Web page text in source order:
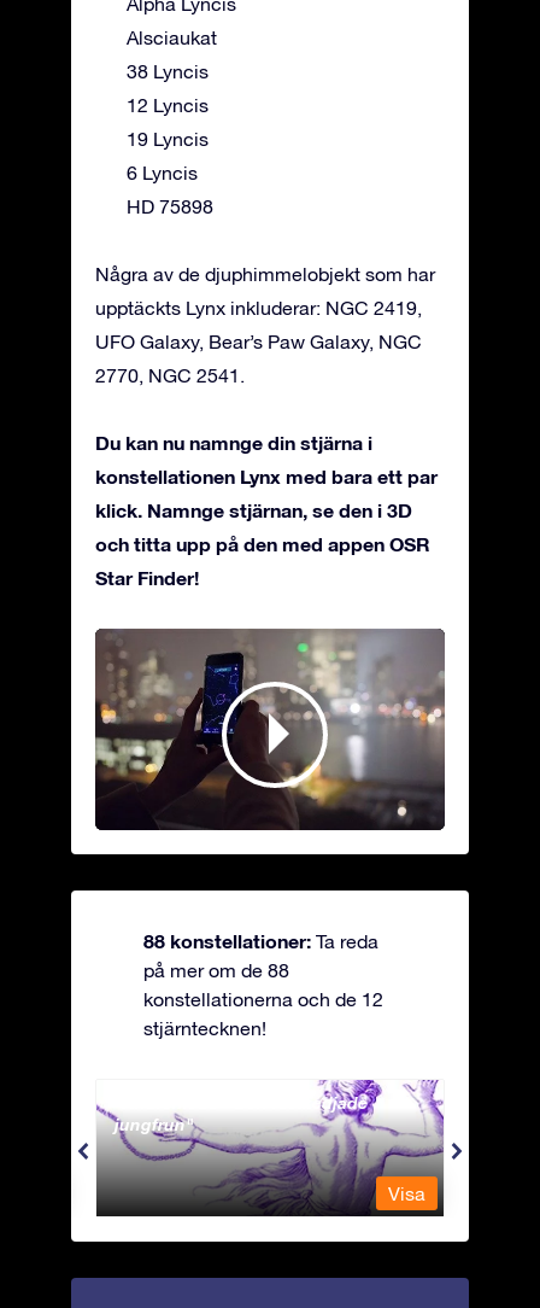
Alsciaukat
38 Lyncis
12 Lyncis
19 Lyncis
6 Lyncis
HD 75898
Några av de djuphimmelobjekt som har
upptäckts Lynx inkluderar: NGC 2419,
UFO Galaxy, Bear’s Paw Galaxy, NGC
2770, NGC 2541.
Du kan nu namnge din stjärna i
konstellationen Lynx med bara ett par
klick. Namnge stjärnan, se den i 3D
och titta upp på den med appen OSR
Star Finder!
88 konstellationer: Ta reda
på mer om de 88
konstellationerna och de 12
stjärntecknen!
Andromeda - Den fastkedjade
jungfrun
Visa